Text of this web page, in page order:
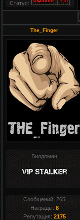
Статус:
The_Finger
Билдоман
Сообщений:265
Награды: 8
Репутация: 2175